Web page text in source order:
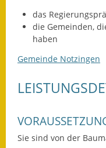
das
die Gemeinden,
haben
Gemeinde Notzingen
Sie sind von der